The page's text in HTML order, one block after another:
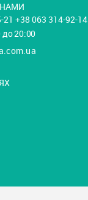
21 +38 063 314-92-14
до 20:00